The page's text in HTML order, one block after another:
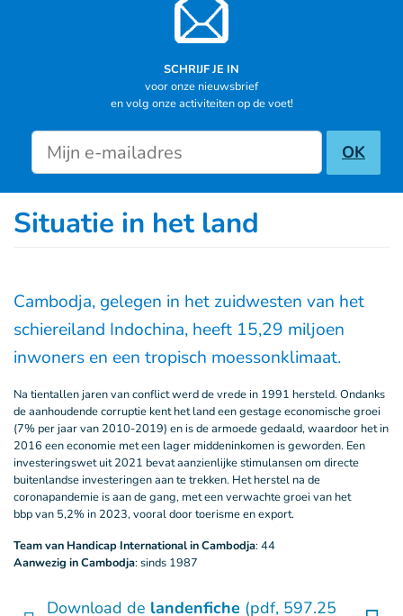
SCHRIJF JE IN
voor onze nieuwsbrief
en volg onze activiteiten op de voet!
Newsletter inscription
OK
Situatie in het land
Cambodja, gelegen in het zuidwesten van het
schiereiland Indochina, heeft 15,29 miljoen
inwoners en een tropisch moessonklimaat.
Na tientallen jaren van conflict werd de vrede in 1991 hersteld. Ondanks
de aanhoudende corruptie kent het land een gestage economische groei
(7% per jaar van 2010-2019) en is de armoede gedaald, waardoor het in
2016 een economie met een lager middeninkomen is geworden. Een
investeringswet uit 2021 bevat aanzienlijke stimulansen om directe
buitenlandse investeringen aan te trekken. Het herstel na de
coronapandemie is aan de gang, met een verwachte groei van het
bbp van 5,2% in 2023, vooral door toerisme en export.
Team van Handicap International in Cambodja: 44
Aanwezig in Cambodja: sinds 1987
Download de landenfiche (pdf, 597.25